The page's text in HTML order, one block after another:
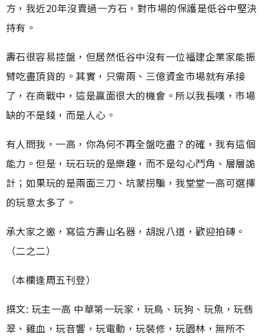
方，我近20年沒賣過一方石，對市場的保護是低谷中堅決
持有。
壽石很容易控盤，但居然低谷中沒有一位福建企業家能振
臂吃盡頂貨的。其實，只需兩、三億資金市場就有承接
了，在商戰中，這是贏面很大的機會。所以我長嘆，市場
缺的不是錢，而是人心。
有人問我，一高，你為何不再全盤吃盡？的確，我有這個
能力。但是，玩石玩的是樂趣，而不是勾心鬥角、層層詭
計；如果玩的是兩面三刀、坑蒙拐騙，我堂堂一高可選擇
的玩意太多了。
承大家之邀，寫這方壽山名器，胡說八道，歡迎拍磚。
（二之二）
（本欄逢周五刊登）
撰文: 玩主一高 中華第一玩家，玩鳥、玩狗、玩魚，玩翡
翠、雞血，玩音響，玩電動，玩裝修，玩園林，無所不